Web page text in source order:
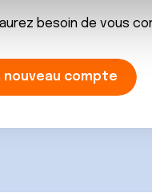
de leurs services.
besoin de vous
nouveau compte